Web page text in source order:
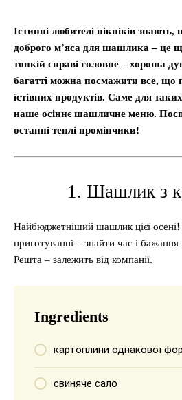
Істинні любителі пікніків
доброго м’яса для шашлика – це
тонкій справі головне – хороша
багатті можна посмажити все, що
їстівних продуктів. Саме для
наше осіннє шашличне меню.
останні теплі промінчики!
1. Шашлик з
Найбюджетніший шашлик цієї
приготуванні – знайти час і
Решта – залежить від компанії.
Ingredients
картоплини однакової
свиняче сало